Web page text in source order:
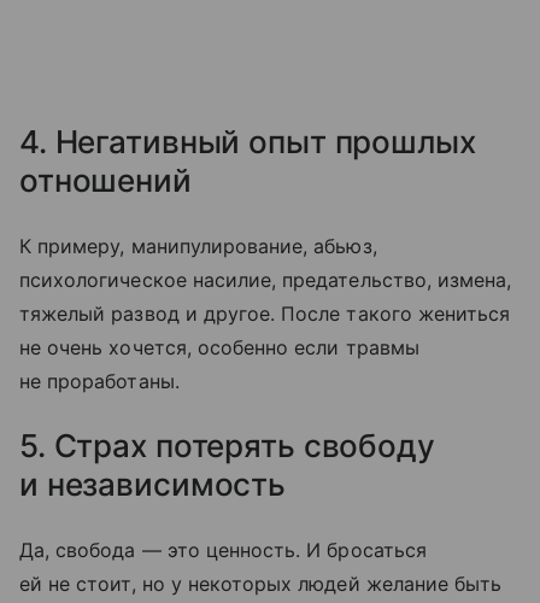
4. Негативный опыт прошлых
отношений
К примеру, манипулирование, абьюз,
психологическое насилие, предательство, измена,
тяжелый развод и другое. После такого жениться
не очень хочется, особенно если травмы
не проработаны.
5. Страх потерять свободу
и независимость
Да, свобода — это ценность. И бросаться
ей не стоит, но у некоторых людей желание быть